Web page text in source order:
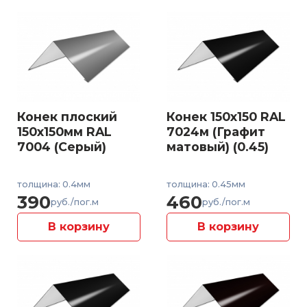
Конек плоский
150x150мм RAL
7004 (Серый)
толщина: 0.4мм
390руб./пог.м
В корзину
Конек 150x150 RAL
7024м (Графит
матовый) (0.45)
толщина: 0.45мм
460руб./пог.м
В корзину